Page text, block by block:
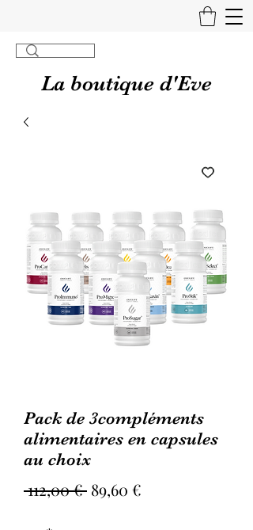
La boutique d'Eve
Pack de 3compléments
alimentaires en capsules
au choix
112,00 € Prix
89,60 €